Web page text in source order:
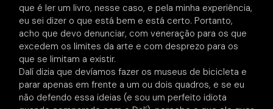
que é ler um livro, nesse caso, e pela minha experiência,
eu sei dizer o que está bem e está certo. Portanto,
acho que devo denunciar, com veneração para os que
excedem os limites da arte e com desprezo para os
que se limitam a existir.
Dalí dizia que devíamos fazer os museus de bicicleta e
parar apenas em frente a um ou dois quadros, e se eu
não defendo essa ideias (e sou um perfeito idiota